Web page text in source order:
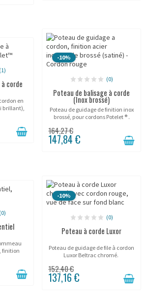
(1)
corde
en
brillant),
-10%
(0)
Poteau de balisage à corde
(Inox brossé)
Poteau de guidage de finition inox
brossé, pour cordons Potelet ® .
164,27 €
147,84 €
(0)
finition
-10%
(0)
Poteau à corde Luxor
Poteau de guidage de file à cordon
Luxor Beltrac chromé.
152,40 €
137,16 €